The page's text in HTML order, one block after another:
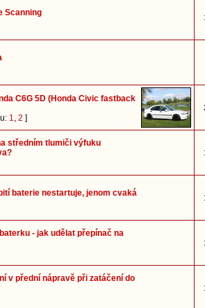
Scanning
C6G 5D (Honda Civic fastback
1, 2 ]
středním tlumiči výfuku
baterie nestartuje, jenom cvaká
- jak udělat přepínač na
v přední nápravě při zatáčení do